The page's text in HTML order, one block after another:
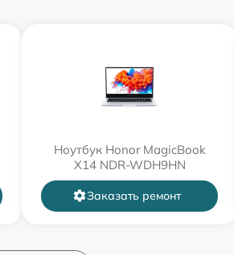
Ноутбук Honor MagicBook
X14 NDR-WDH9HN
Заказать ремонт